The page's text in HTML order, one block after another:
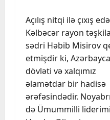
Açılış nitqi ilə çıxış
Kəlbəcər rayon
sədri Həbib Misirov
etmişdir ki,
dövləti və xalqımız
əlamətdar bir hadisə
ərəfəsindədir.
də Ümummilli